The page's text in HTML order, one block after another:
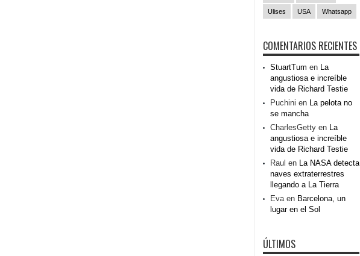
Ulises USA Whatsapp
COMENTARIOS RECIENTES
StuartTum en La
angustiosa e increíble
vida de Richard Testie
Puchini en La pelota no
se mancha
CharlesGetty en La
angustiosa e increíble
vida de Richard Testie
Raul en La NASA detecta
naves extraterrestres
llegando a La Tierra
Evaen Barcelona, un
lugar en el Sol
ÚLTIMOS